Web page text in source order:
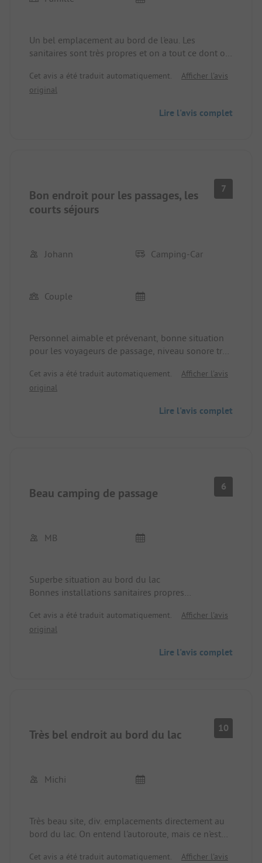
Un bel emplacement au bord de l'eau. Les
sanitaires sont très propres et on a tout ce dont on
fois car la situation du camping est fantastique. On
entend un peu l'autoroute, mais ça passe vite.
Cet avis a été traduit automatiquement.
Afficher l'avis
original
Lire l'avis complet
Bon endroit pour les passages, les
courts séjours
7
Johann Camping-Car
Couple
Personnel aimable et prévenant, bonne situation
pour les voyageurs de passage, niveau sonore très
une place juste devant. Au bord du lac, nettement
moins. Excellente propreté de tous les sanitaires.
Cet avis a été traduit automatiquement.
Afficher l'avis
original
Lire l'avis complet
Beau camping de passage 6
MB
Superbe situation au bord du lac
Bonnes installations sanitaires propres
Cet avis a été traduit automatiquement.
Afficher l'avis
original
Lire l'avis complet
Très bel endroit au bord du lac 10
Michi
Très beau site, div. emplacements directement au
bord du lac. On entend l'autoroute, mais ce n'est
sont très propres. Nous aimons venir ici😍😍.
Cet avis a été traduit automatiquement. Afficher l'avis